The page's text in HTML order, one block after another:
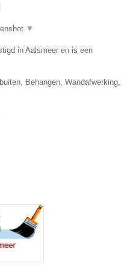
▼
in Aalsmeer en is een
Behangen, Wandafwerking,